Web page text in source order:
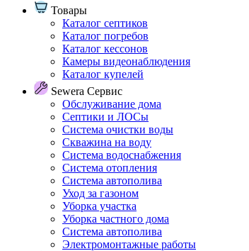
Товары
Каталог септиков
Каталог погребов
Каталог кессонов
Камеры видеонаблюдения
Каталог купелей
Sewera Сервис
Обслуживание дома
Септики и ЛОСы
Система очистки воды
Скважина на воду
Система водоснабжения
Система отопления
Система автополива
Уход за газоном
Уборка участка
Уборка частного дома
Система автополива
Электромонтажные работы